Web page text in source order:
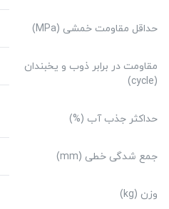
حداقل مقاومت خمشی (MPa)
مقاومت در برابر ذوب و یخبندان
(cycle)
حداکثر جذب آب (%)
جمع شدگی خطی (mm)
وزن (kg)